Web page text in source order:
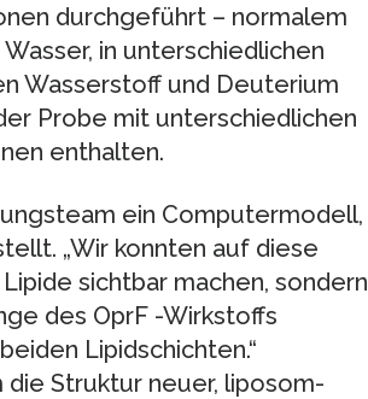
durchgeführt – normalem
in unterschiedlichen
Wasserstoff und Deuterium
Probe mit unterschiedlichen
enthalten.
ein Computermodell,
„Wir konnten auf diese
sichtbar machen, sondern
des OprF -Wirkstoffs
Lipidschichten.“
die Struktur neuer, liposom-